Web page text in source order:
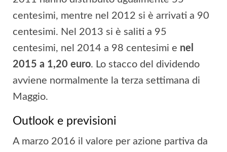
centesimi, mentre nel 2012 si è arrivati a 90
centesimi. Nel 2013 si è saliti a 95
centesimi, nel 2014 a 98 centesimi e nel
2015 a 1,20 euro. Lo stacco del dividendo
avviene normalmente la terza settimana di
Maggio.
Outlook e previsioni
A marzo 2016 il valore per azione partiva da